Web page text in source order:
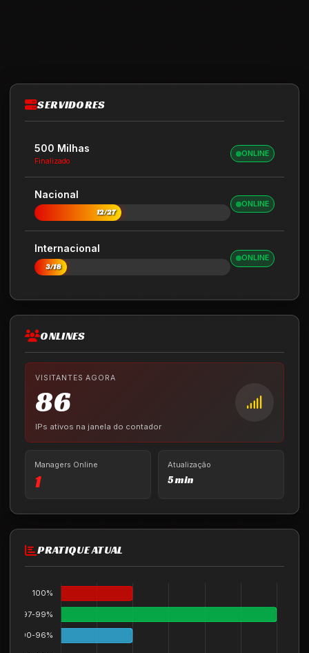
SERVIDORES
500 Milhas
Finalizado
ONLINE
Nacional
12/27
ONLINE
Internacional
3/18
ONLINE
ONLINES
VISITANTES AGORA
86
IPs ativos na janela do contador
Managers Online
1
Atualização
5 min
PRATIQUE ATUAL